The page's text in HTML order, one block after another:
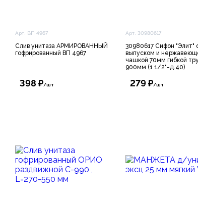
Арт. ВП 4967
Слив унитаза АРМИРОВАННЫЙ
гофрированный ВП 4967
398 ₽/шт
Арт. 30980617
30980617 Сифон "Элит"
выпуском и
чашкой 70мм гибкой
900мм (1 1/2"-д.40)
279 ₽/шт